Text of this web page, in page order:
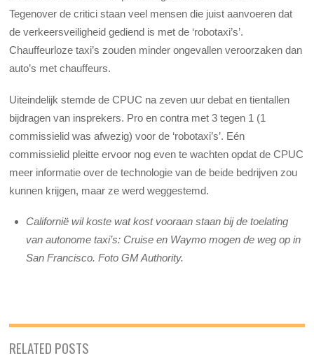
Tegenover de critici staan veel mensen die juist aanvoeren dat
de verkeersveiligheid gediend is met de ‘robotaxi’s’.
Chauffeurloze taxi’s zouden minder ongevallen veroorzaken dan
auto’s met chauffeurs.
Uiteindelijk stemde de CPUC na zeven uur debat en tientallen
bijdragen van insprekers. Pro en contra met 3 tegen 1 (1
commissielid was afwezig) voor de ‘robotaxi’s’. Eén
commissielid pleitte ervoor nog even te wachten opdat de CPUC
meer informatie over de technologie van de beide bedrijven zou
kunnen krijgen, maar ze werd weggestemd.
Californië wil koste wat kost vooraan staan bij de toelating
van autonome taxi’s: Cruise en Waymo mogen de weg op in
San Francisco. Foto GM Authority.
RELATED POSTS